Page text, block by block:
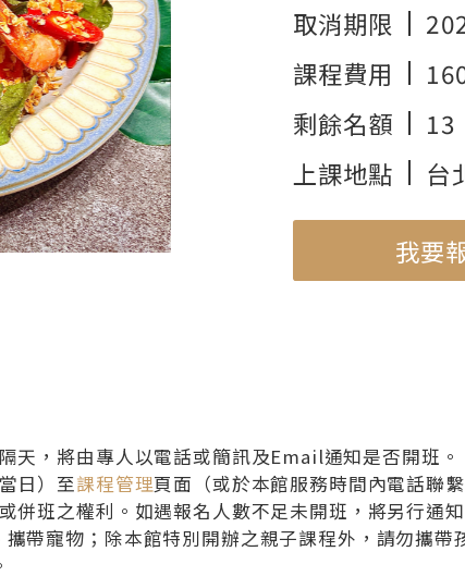
使用機種
IH電子鍋 SR-PAA100
取消期限
課程費用
剩餘名額
13
上課地點
台
我要
天，將由專人以電話或簡訊及Email通知是否開班。
日）至課程管理頁面（或於本館服務時間內電話聯
併班之權利。如遇報名人數不足未開班，將另行通知
帶寵物；除本館特別開辦之親子課程外，請勿攜帶